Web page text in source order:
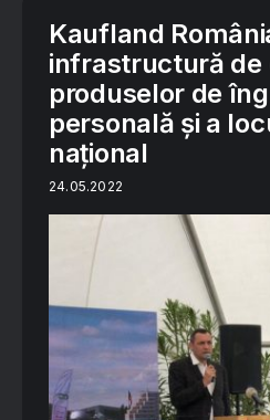
Kaufland
infrastructură de
produselor de
personală și a
național
24.05.2022